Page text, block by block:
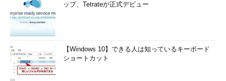
ップ、Tetrateが正式デビュー
【Windows 10】できる人は知っているキーボード
ショートカット